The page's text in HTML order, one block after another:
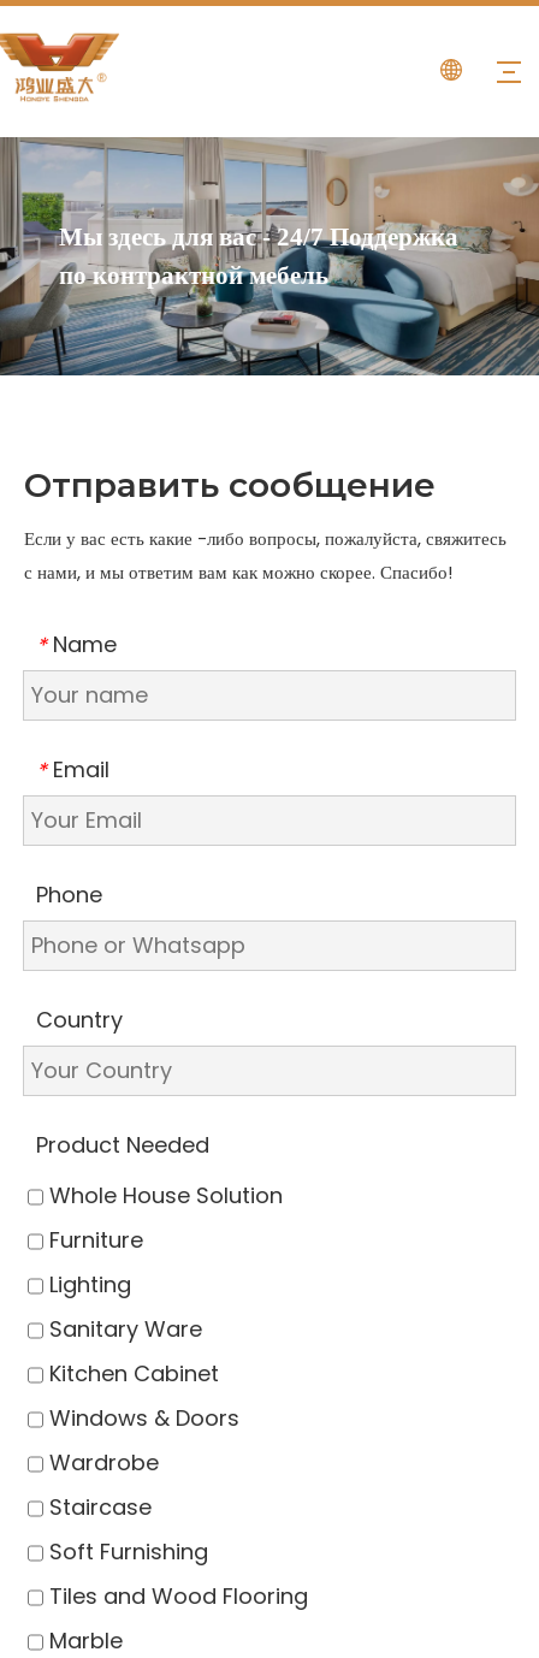
Мы здесь для вас - 24/7 Поддержка
по контрактной мебель
Отправить сообщение
Если у вас есть какие -либо вопросы, пожалуйста, свяжитесь
с нами, и мы ответим вам как можно скорее. Спасибо!
* Name
* Email
Phone
Country
Product Needed
Whole House Solution
Furniture
Lighting
Sanitary Ware
Kitchen Cabinet
Windows & Doors
Wardrobe
Staircase
Soft Furnishing
Tiles and Wood Flooring
Marble